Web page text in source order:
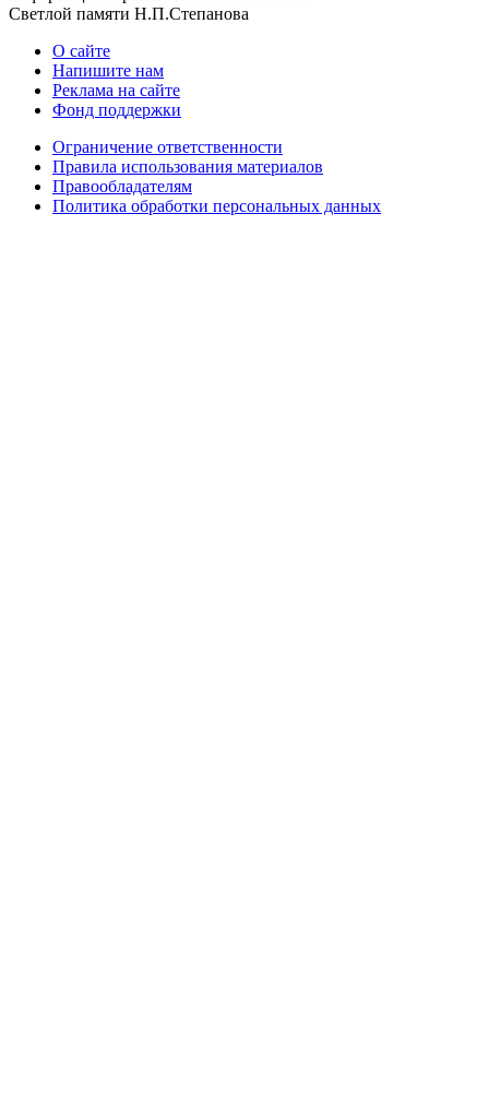
Светлой памяти Н.П.Степанова
О сайте
Напишите нам
Реклама на сайте
Фонд поддержки
Ограничение ответственности
Правила использования материалов
Правообладателям
Политика обработки персональных данных